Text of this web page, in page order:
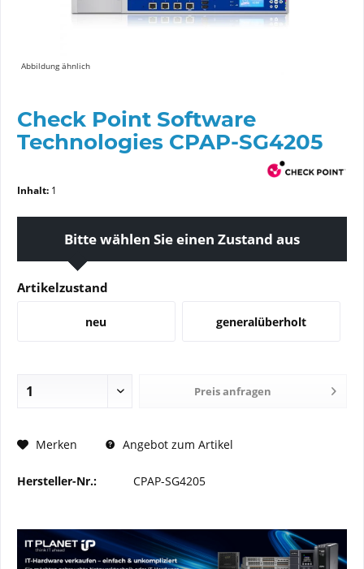
Abbildung ähnlich
Check Point Software
Technologies CPAP-SG4205
Inhalt: 1
Bitte wählen Sie einen Zustand aus
Artikelzustand
neu generalüberholt
Preis anfragen
PREIS ANFRAGEN
Merken Angebot zum Artikel
Hersteller-Nr.: CPAP-SG4205